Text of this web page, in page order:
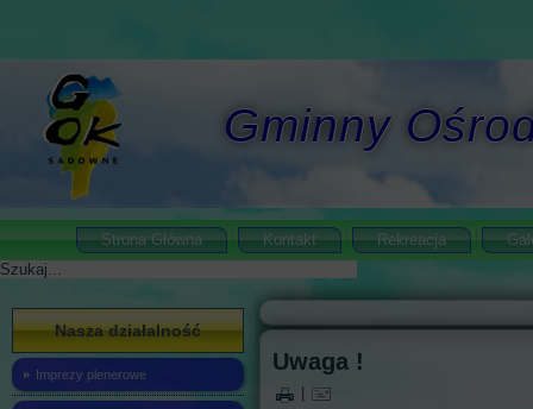
Gminny
Strona Główna Kontakt Rekreacja
Szukaj
Nasza działalność
Imprezy plenerowe Uwaga !